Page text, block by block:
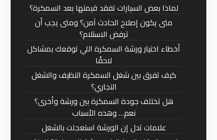
لماذا بعض السيارات تفقد قيمتها بعد السمكرة؟
متى يكون إصلاح الحادث آمن؟ ومتى يجب أن
ترفض الاستلام؟
أخطاء اختيار ورشة السمكرة اللي توقعك بمشاكل
لاحقًا
كيف تفرق بين شغل السمكرة النظيف والشغل
التجاري؟
هل تختلف جودة السمكرة بين ورشة وأخرى؟
نعم… وهذه الأسباب
علامات تدل إن الورشة استعجلت بالشغل